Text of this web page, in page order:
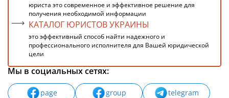
юриста это современное и эффективное решение для
получения необходимой информации
КАТАЛОГ ЮРИСТОВ УКРАИНЫ
это эффективный способ найти надежного и
профессионального исполнителя для Вашей юридической
цели
Мы в социальных сетях:
page group
telegram